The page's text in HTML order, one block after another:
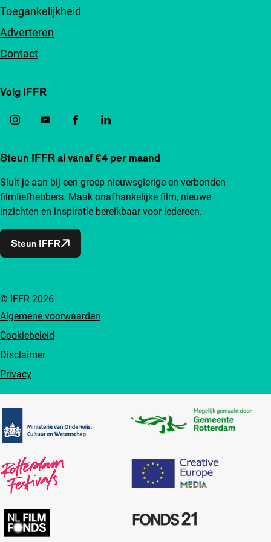
Toegankelijkheid
Adverteren
Contact
Volg IFFR
Steun IFFR al vanaf €4 per maand
Sluit je aan bij een groep nieuwsgierige en verbonden
filmliefhebbers. Maak onafhankelijke film, nieuwe
inzichten en inspiratie bereikbaar voor iedereen.
Steun IFFR
Algemene voorwaarden
Cookiebeleid
Disclaimer
Privacy
© IFFR 2026